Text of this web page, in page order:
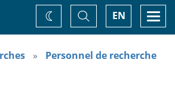
EN
Basculer
la
recherche
Changez
de
thème
Personnel de recherche